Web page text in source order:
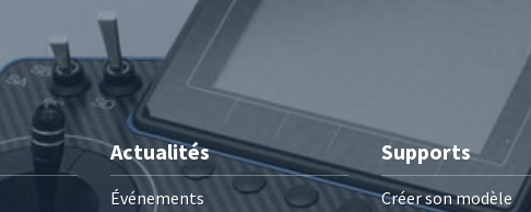
Actualités
Événements
Supports
Créer son modèle